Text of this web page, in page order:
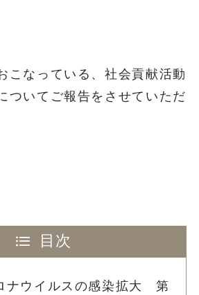
こなっている、社会貢献活動
ついてご報告をさせていただ
目次
ナウイルスの感染拡大 第